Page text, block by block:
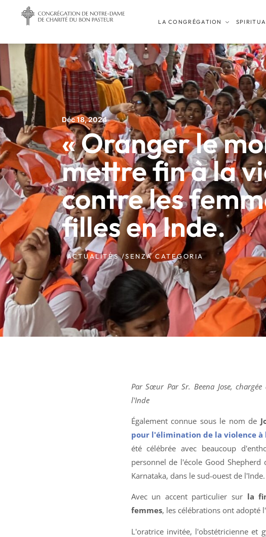
LA CONGRÉGATION
Déc 18, 2024
« Oranger le
mettre fin à la
contre les
filles en Inde.
ACTUALITÉS /SENZA CATEGORIA
Par Sœur Par Sr. Beena Jose,
l'Inde
Également connue sous le nom de
pour l'élimination de la violence à
été célébrée avec beaucoup
personnel de l'école Good
Karnataka, dans le sud-ouest de l'Inde.
Avec un accent particulier sur la
femmes, les célébrations ont adopté
L'oratrice invitée, l'obstétricienne et